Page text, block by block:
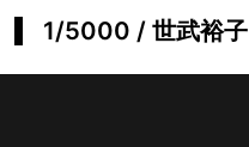
1/5000 / 世武裕子